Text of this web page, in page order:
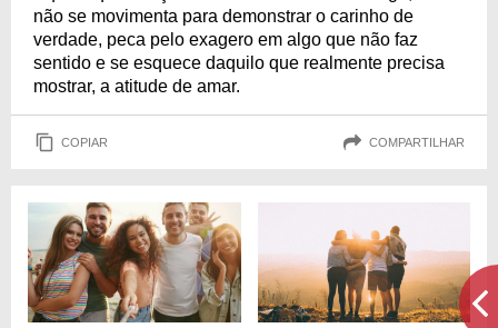
não se movimenta para demonstrar o carinho de
verdade, peca pelo exagero em algo que não faz
sentido e se esquece daquilo que realmente precisa
mostrar, a atitude de amar.
COPIAR COMPARTILHAR